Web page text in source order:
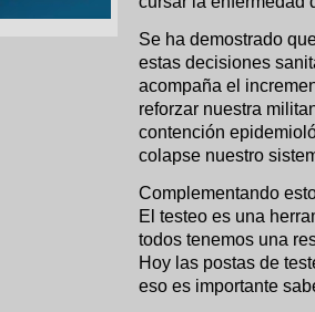
Se ha demostrado
estas decisiones
acompaña el
reforzar nuestra
contención
colapse nuestro
Complementando
El testeo es una
todos tenemos una
Hoy las postas de
eso es importante